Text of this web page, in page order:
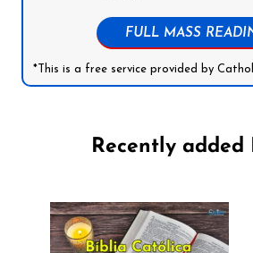
FULL MASS
*This is a free service provided by
Recently added